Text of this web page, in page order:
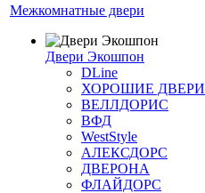
Межкомнатные двери
Двери Экошпон
DLine
ХОРОШИЕ ДВЕРИ
ВЕЛЛДОРИС
ВФД
WestStyle
АЛЕКСДОРС
ДВЕРОНА
ФЛАЙДОРС